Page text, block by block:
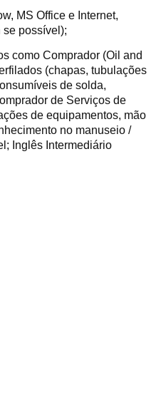
MS Office e Internet,
possível);
como Comprador (Oil and
(chapas, tubulações
de solda,
de Serviços de
de equipamentos, mão
no manuseio /
Inglês Intermediário